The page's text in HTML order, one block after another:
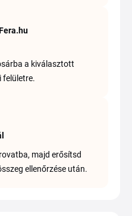
a kiválasztott
felületre.
majd erősítsd
ellenőrzése után.